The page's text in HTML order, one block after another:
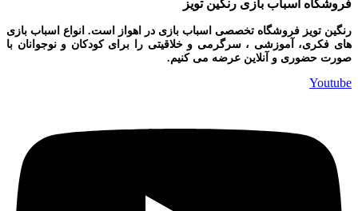
فروشگاه اسباب بازی رنگین تویز
رنگین تویز فروشگاه تخصصی اسباب بازی در اهواز است. انواع اسباب بازی
های فکری، آموزشی ، سرگرمی و خلاقیتی را برای کودکان و نوجوانان با
صورت حضوری و آنلاین عرضه می کنیم.
Youtube